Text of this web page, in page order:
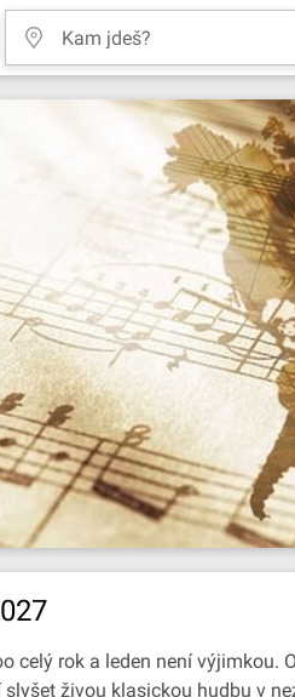
celý rok a leden není
živou klasickou hudbu v